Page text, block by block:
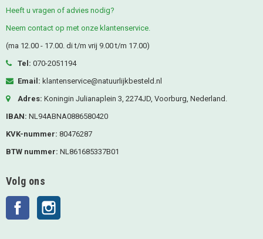
Heeft u vragen of advies nodig?
Neem contact op met onze klantenservice.
(ma 12.00 - 17.00. di t/m vrij 9.00 t/m 17.00)
Tel: 070-2051194
Email: klantenservice@natuurlijkbesteld.nl
Adres: Koningin Julianaplein 3, 2274JD, Voorburg, Nederland.
IBAN: NL94ABNA0886580420
KVK-nummer: 80476287
BTW nummer: NL861685337B01
Volg ons
Facebook